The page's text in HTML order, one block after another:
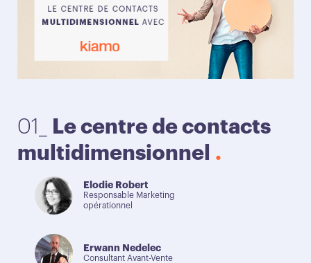
01_
Le centre de contacts
multidimensionnel
Elodie Robert
Responsable Marketing
opérationnel
Erwann Nedelec
Consultant Avant-Vente